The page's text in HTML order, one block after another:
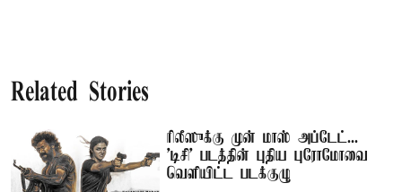
Related Stories
ரிலீஸுக்கு முன் மாஸ் அப்டேட்...
'டிசி' படத்தின் புதிய புரோமோவை
வெளியிட்ட படக்குழு